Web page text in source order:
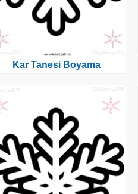
Kar Tanesi Boyama